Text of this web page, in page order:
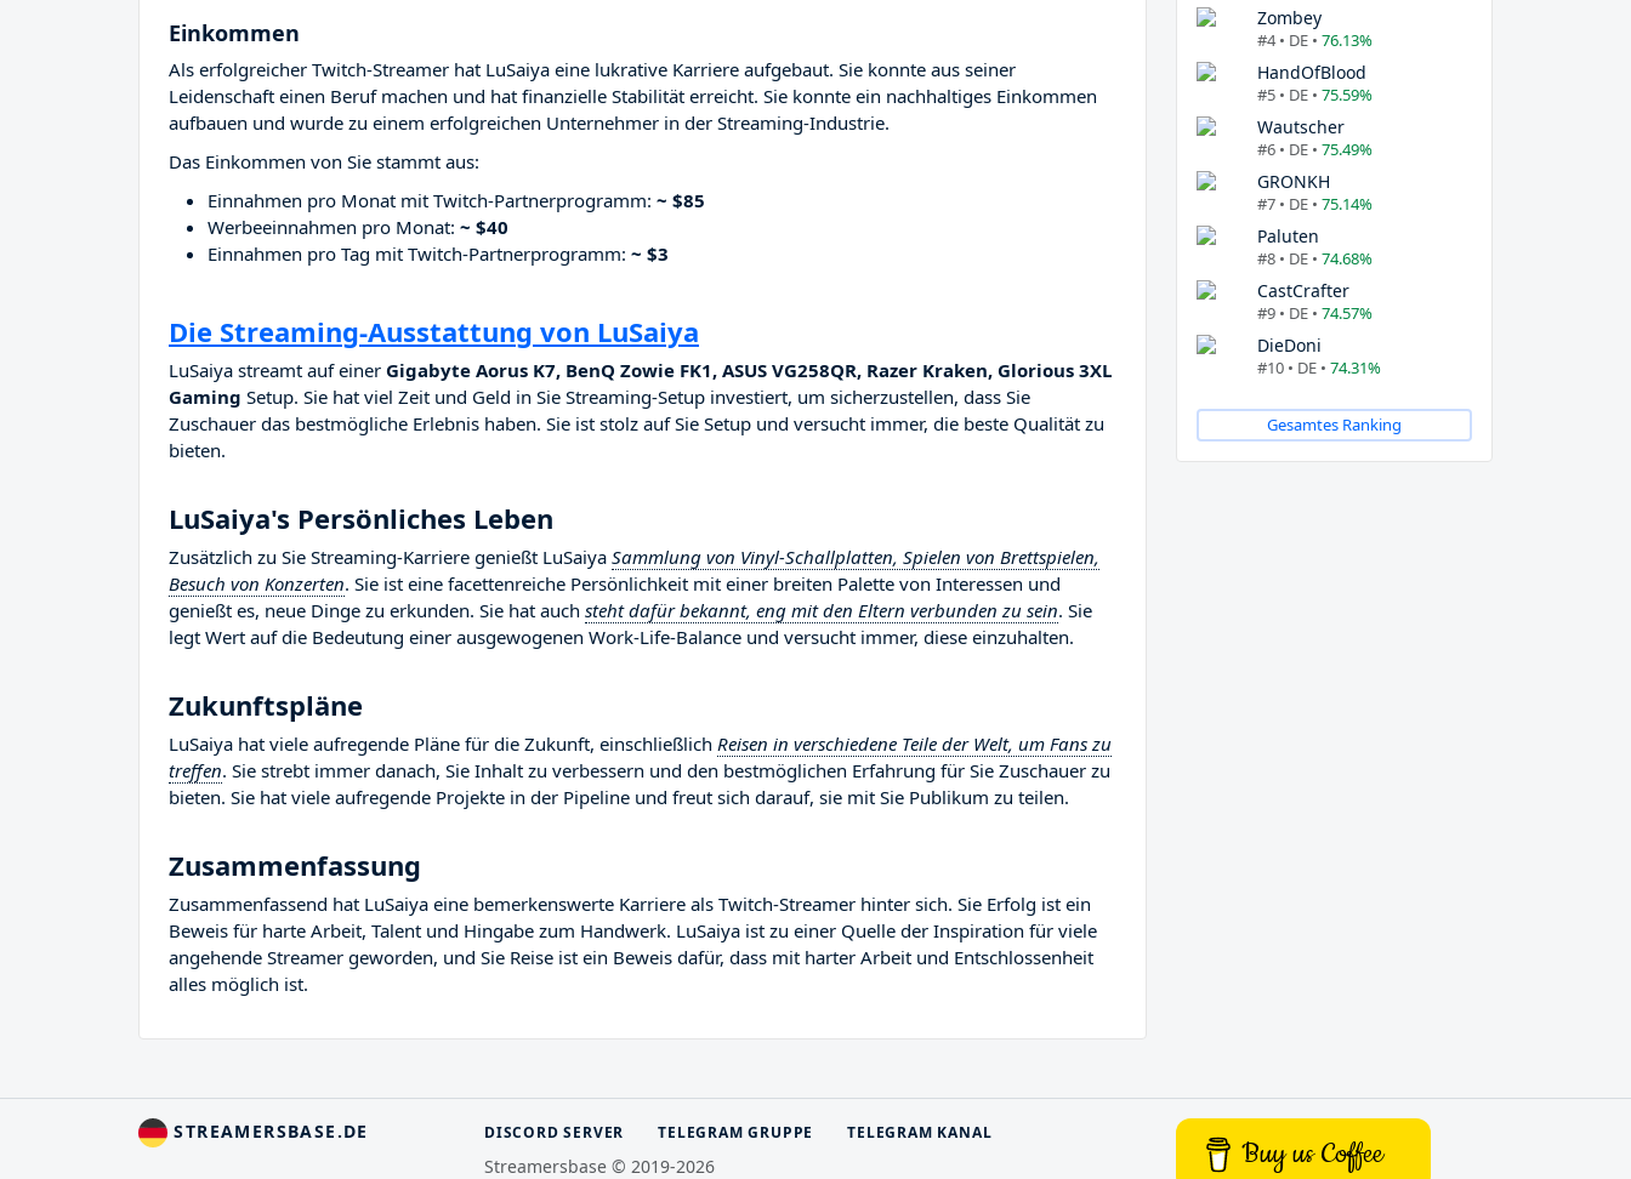
Einkommen
Als erfolgreicher Twitch-Streamer hat LuSaiya eine lukrative Karriere aufgebaut. Sie konnte aus seiner
Leidenschaft einen Beruf machen und hat finanzielle Stabilität erreicht. Sie konnte ein nachhaltiges Einkommen
aufbauen und wurde zu einem erfolgreichen Unternehmer in der Streaming-Industrie.
Das Einkommen von Sie stammt aus:
Einnahmen pro Monat mit Twitch-Partnerprogramm: ~ $85
Werbeeinnahmen pro Monat: ~ $40
Einnahmen pro Tag mit Twitch-Partnerprogramm: ~ $3
Die Streaming-Ausstattung von LuSaiya
LuSaiya streamt auf einer Gigabyte Aorus K7, BenQ Zowie FK1, ASUS VG258QR, Razer Kraken, Glorious 3XL
Gaming Setup. Sie hat viel Zeit und Geld in Sie Streaming-Setup investiert, um sicherzustellen, dass Sie
Zuschauer das bestmögliche Erlebnis haben. Sie ist stolz auf Sie Setup und versucht immer, die beste Qualität zu
bieten.
LuSaiya's Persönliches Leben
Zusätzlich zu Sie Streaming-Karriere genießt LuSaiya Sammlung von Vinyl-Schallplatten, Spielen von Brettspielen,
Besuch von Konzerten. Sie ist eine facettenreiche Persönlichkeit mit einer breiten Palette von Interessen und
genießt es, neue Dinge zu erkunden. Sie hat auch steht dafür bekannt, eng mit den Eltern verbunden zu sein. Sie
legt Wert auf die Bedeutung einer ausgewogenen Work-Life-Balance und versucht immer, diese einzuhalten.
Zukunftspläne
LuSaiya hat viele aufregende Pläne für die Zukunft, einschließlich Reisen in verschiedene Teile der Welt, um Fans zu
treffen. Sie strebt immer danach, Sie Inhalt zu verbessern und den bestmöglichen Erfahrung für Sie Zuschauer zu
bieten. Sie hat viele aufregende Projekte in der Pipeline und freut sich darauf, sie mit Sie Publikum zu teilen.
Zusammenfassung
Zusammenfassend hat LuSaiya eine bemerkenswerte Karriere als Twitch-Streamer hinter sich. Sie Erfolg ist ein
Beweis für harte Arbeit, Talent und Hingabe zum Handwerk. LuSaiya ist zu einer Quelle der Inspiration für viele
angehende Streamer geworden, und Sie Reise ist ein Beweis dafür, dass mit harter Arbeit und Entschlossenheit
alles möglich ist.
Zombey
#4 • DE • 76.13%
HandOfBlood
#5 • DE • 75.59%
Wautscher
#6 • DE • 75.49%
GRONKH
#7 • DE • 75.14%
Paluten
#8 • DE • 74.68%
CastCrafter
#9 • DE • 74.57%
DieDoni
#10 • DE • 74.31%
Gesamtes Ranking
STREAMERSBASE.DE DISCORD SERVER TELEGRAM GRUPPE TELEGRAM KANAL
Streamersbase © 2019-2026 Buy us Coffee